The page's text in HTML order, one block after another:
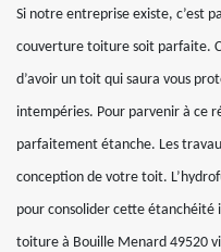
Si notre entreprise existe, c’est
couverture toiture soit parfaite.
d’avoir un toit qui saura vous
intempéries. Pour parvenir à ce
parfaitement étanche. Les
conception de votre toit.
pour consolider cette
toiture à Bouille Menard 49520